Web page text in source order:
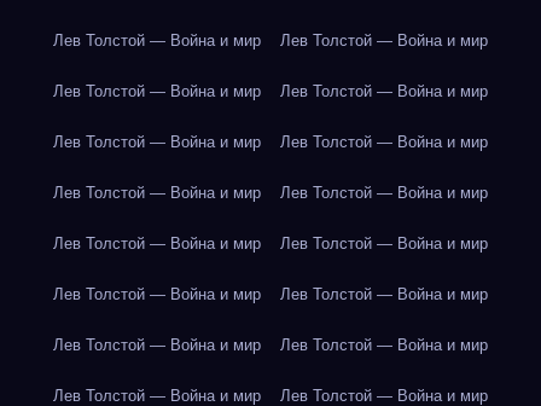
Лев Толстой — Война и мир Лев Толстой — Война и мир
Лев Толстой — Война и мир Лев Толстой — Война и мир
Лев Толстой — Война и мир Лев Толстой — Война и мир
Лев Толстой — Война и мир Лев Толстой — Война и мир
Лев Толстой — Война и мир Лев Толстой — Война и мир
Лев Толстой — Война и мир Лев Толстой — Война и мир
Лев Толстой — Война и мир Лев Толстой — Война и мир
Лев Толстой — Война и мир Лев Толстой — Война и мир